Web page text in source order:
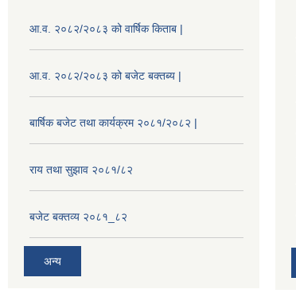
आ.व. २०८२/२०८३ को वार्षिक किताब |
आ.व. २०८२/२०८३ को बजेट बक्तब्य |
बार्षिक बजेट तथा कार्यक्रम २०८१/२०८२ |
राय तथा सुझाव २०८१/८२
बजेट बक्तव्य २०८१_८२
अन्य